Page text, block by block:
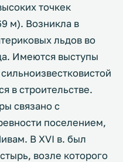
точкек
м). Возникла в
льдов во
Имеются выступы
в строительстве.
связано с
поселением,
В XVI в. был
возле которого